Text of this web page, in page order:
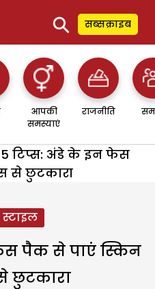
⚲ सब्सक्राइब
आपकी
समस्याएं
राजनीति
5 टिप्स: अंडे के इन फेस
से छुटकारा
पैक से पाएं स्किन
छुटकारा